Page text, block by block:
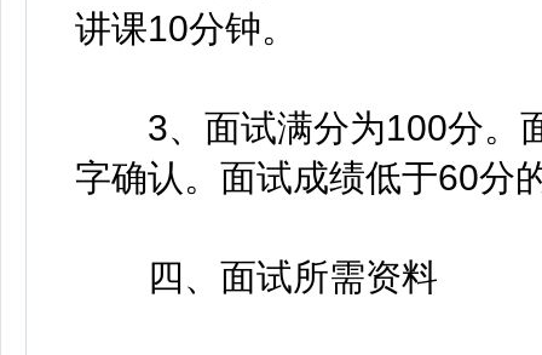
讲课10分钟。
3、面试满分为100分。
字确认。面试成绩低于60分
四、面试所需资料